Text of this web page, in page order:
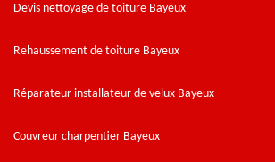
Devis nettoyage de toiture Bayeux
Rehaussement de toiture Bayeux
Réparateur installateur de velux Bayeux
Couvreur charpentier Bayeux